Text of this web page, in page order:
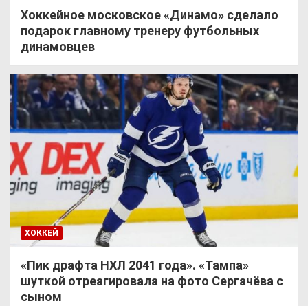
Хоккейное московское «Динамо» сделало
подарок главному тренеру футбольных
динамовцев
ХОККЕЙ
«Пик драфта НХЛ 2041 года». «Тампа»
шуткой отреагировала на фото Сергачёва с
сыном